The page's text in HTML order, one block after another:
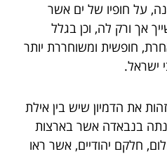
על חופיו של ים אשר
אך ורק לה, וכן בגלל
חופשית ומשוחררת יותר
ישראל.
את הדמיון שיש בין אילת
בנבאדה אשר בארצות
חלקם יהודיים, אשר ראו